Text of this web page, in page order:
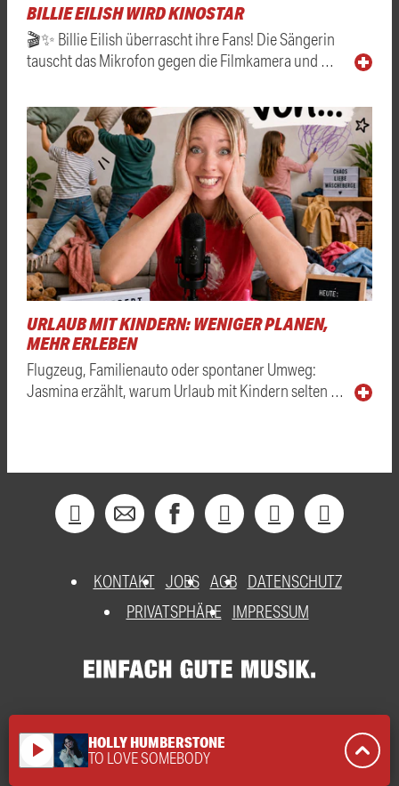
BILLIE EILISH WIRD KINOSTAR
🎬✨ Billie Eilish überrascht ihre Fans! Die Sängerin
tauscht das Mikrofon gegen die Filmkamera und …
URLAUB MIT KINDERN: WENIGER PLANEN,
MEHR ERLEBEN
Flugzeug, Familienauto oder spontaner Umweg:
Jasmina erzählt, warum Urlaub mit Kindern selten …
KONTAKT JOBS AGB DATENSCHUTZ
PRIVATSPHÄRE
IMPRESSUM
play_arrow HOLLY HUMBERSTONE
TO LOVE SOMEBODY